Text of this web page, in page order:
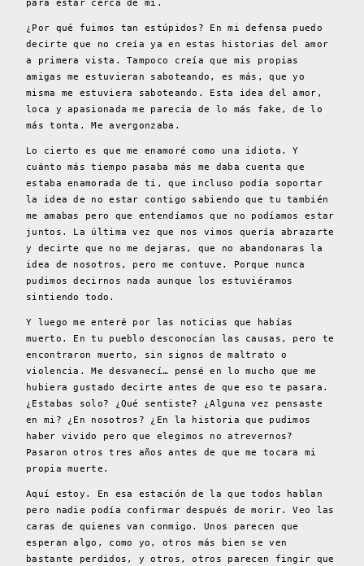
para estar cerca de mí.
¿Por qué fuimos tan estúpidos? En mi defensa puedo
decirte que no creía ya en estas historias del amor
a primera vista. Tampoco creía que mis propias
amigas me estuvieran saboteando, es más, que yo
misma me estuviera saboteando. Esta idea del amor,
loca y apasionada me parecía de lo más fake, de lo
más tonta. Me avergonzaba.
Lo cierto es que me enamoré como una idiota. Y
cuánto más tiempo pasaba más me daba cuenta que
estaba enamorada de ti, que incluso podía soportar
la idea de no estar contigo sabiendo que tu también
me amabas pero que entendíamos que no podíamos estar
juntos. La última vez que nos vimos quería abrazarte
y decirte que no me dejaras, que no abandonaras la
idea de nosotros, pero me contuve. Porque nunca
pudimos decirnos nada aunque los estuviéramos
sintiendo todo.
Y luego me enteré por las noticias que habías
muerto. En tu pueblo desconocían las causas, pero te
encontraron muerto, sin signos de maltrato o
violencia. Me desvanecí… pensé en lo mucho que me
hubiera gustado decirte antes de que eso te pasara.
¿Estabas solo? ¿Qué sentiste? ¿Alguna vez pensaste
en mi? ¿En nosotros? ¿En la historia que pudimos
haber vivido pero que elegimos no atrevernos?
Pasaron otros tres años antes de que me tocara mi
propia muerte.
Aquí estoy. En esa estación de la que todos hablan
pero nadie podía confirmar después de morir. Veo las
caras de quienes van conmigo. Unos parecen que
esperan algo, como yo, otros más bien se ven
bastante perdidos, y otros, otros parecen fingir que